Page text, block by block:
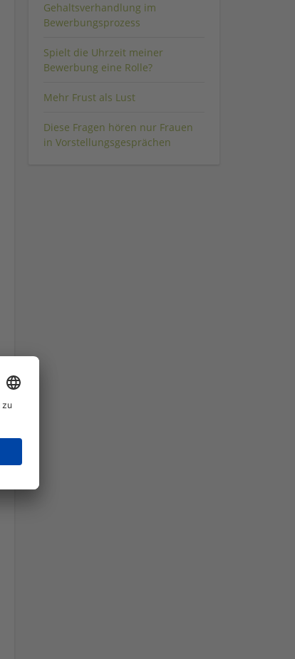
Gehaltsverhandlung im
Bewerbungsprozess
Spielt die Uhrzeit meiner
Bewerbung eine Rolle?
Mehr Frust als Lust
Diese Fragen hören nur Frauen
in Vorstellungsgesprächen